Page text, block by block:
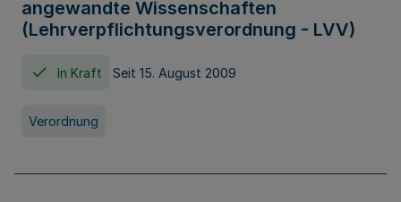
angewandte Wissenschaften
(Lehrverpflichtungsverordnung - LVV)
In Kraft Seit 15. August 2009
Verordnung